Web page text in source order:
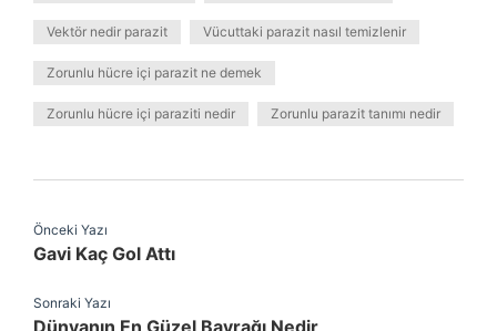
Vektör nedir parazit Vücuttaki parazit nasıl temizlenir
Zorunlu hücre içi parazit ne demek
Zorunlu hücre içi paraziti nedir Zorunlu parazit tanımı nedir
Önceki Yazı
Gavi Kaç Gol Attı
Sonraki Yazı
Dünyanın En Güzel Bayrağı Nedir